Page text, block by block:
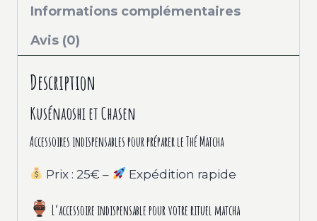
Informations complémentaires
Avis (0)
Description
Kusénaoshi et Chasen
Accessoires indispensables pour préparer le Thé Matcha
Prix : 25€ – Expédition rapide
L’accessoire indispensable pour votre rituel matcha